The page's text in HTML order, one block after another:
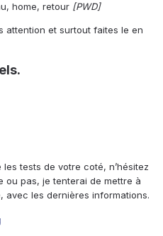
home, retour [PWD]
attention et surtout faites le en
tests de votre coté, n’hésitez
ou pas, je tenterai de mettre à
avec les dernières informations.